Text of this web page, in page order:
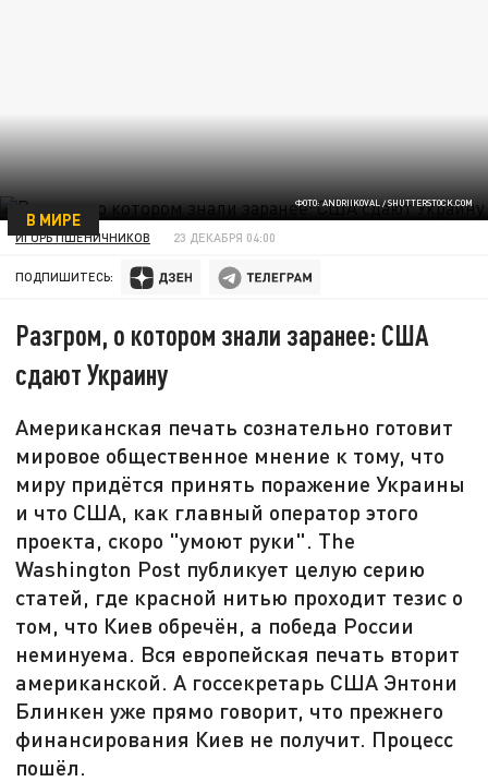
ФОТО: ANDRIIKOVAL / SHUTTERSTOCK.COM
В МИРЕ
ИГОРЬ ПШЕНИЧНИКОВ 23 ДЕКАБРЯ 04:00
ПОДПИШИТЕСЬ:
Разгром, о котором знали заранее: США
сдают Украину
Американская печать сознательно готовит
мировое общественное мнение к тому, что
миру придётся принять поражение Украины
и что США, как главный оператор этого
проекта, скоро "умоют руки". The
Washington Post публикует целую серию
статей, где красной нитью проходит тезис о
том, что Киев обречён, а победа России
неминуема. Вся европейская печать вторит
американской. А госсекретарь США Энтони
Блинкен уже прямо говорит, что прежнего
финансирования Киев не получит. Процесс
пошёл.